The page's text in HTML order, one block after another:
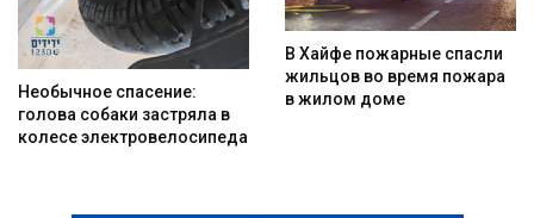
Необычное спасение:
голова собаки застряла в
колесе электровелосипеда
В Хайфе пожарные спасли
жильцов во время пожара
в жилом доме